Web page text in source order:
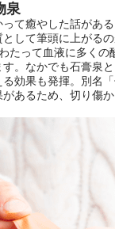
泉
て癒やした話があ
して筆頭に上がるの
たって血液に多く
。なかでも石膏泉
効果も発揮。別名
あるため、切り傷